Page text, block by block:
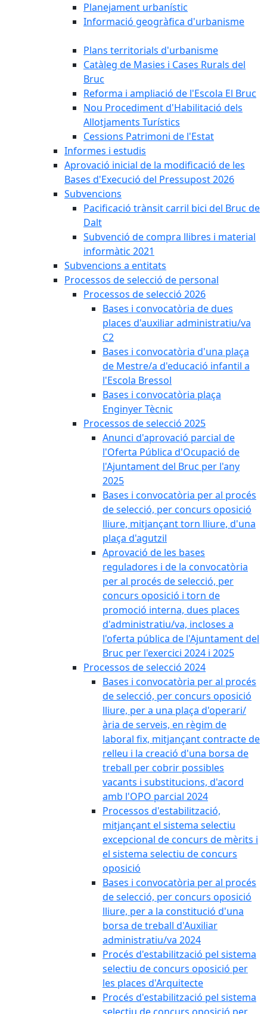
Planejament urbanístic
Informació geogràfica d'urbanisme
Plans territorials d'urbanisme
Catàleg de Masies i Cases Rurals del
Bruc
Reforma i ampliació de l'Escola El Bruc
Nou Procediment d'Habilitació dels
Allotjaments Turístics
Cessions Patrimoni de l'Estat
Informes i estudis
Aprovació inicial de la modificació de les
Bases d'Execució del Pressupost 2026
Subvencions
Pacificació trànsit carril bici del Bruc de
Dalt
Subvenció de compra llibres i material
informàtic 2021
Subvencions a entitats
Processos de selecció de personal
Processos de selecció 2026
Bases i convocatòria de dues
places d'auxiliar administratiu/va
C2
Bases i convocatòria d'una plaça
de Mestre/a d'educació infantil a
l'Escola Bressol
Bases i convocatòria plaça
Enginyer Tècnic
Processos de selecció 2025
Anunci d'aprovació parcial de
l'Oferta Pública d'Ocupació de
l'Ajuntament del Bruc per l'any
2025
Bases i convocatòria per al procés
de selecció, per concurs oposició
lliure, mitjançant torn lliure, d'una
plaça d'agutzil
Aprovació de les bases
reguladores i de la convocatòria
per al procés de selecció, per
concurs oposició i torn de
promoció interna, dues places
d'administratiu/va, incloses a
l'oferta pública de l'Ajuntament del
Bruc per l'exercici 2024 i 2025
Processos de selecció 2024
Bases i convocatòria per al procés
de selecció, per concurs oposició
lliure, per a una plaça d'operari/
ària de serveis, en règim de
laboral fix, mitjançant contracte de
relleu i la creació d'una borsa de
treball per cobrir possibles
vacants i substitucions, d'acord
amb l'OPO parcial 2024
Processos d'estabilització,
mitjançant el sistema selectiu
excepcional de concurs de mèrits i
el sistema selectiu de concurs
oposició
Bases i convocatòria per al procés
de selecció, per concurs oposició
lliure, per a la constitució d'una
borsa de treball d'Auxiliar
administratiu/va 2024
Procés d'estabilització pel sistema
selectiu de concurs oposició per
les places d'Arquitecte
Procés d'estabilització pel sistema